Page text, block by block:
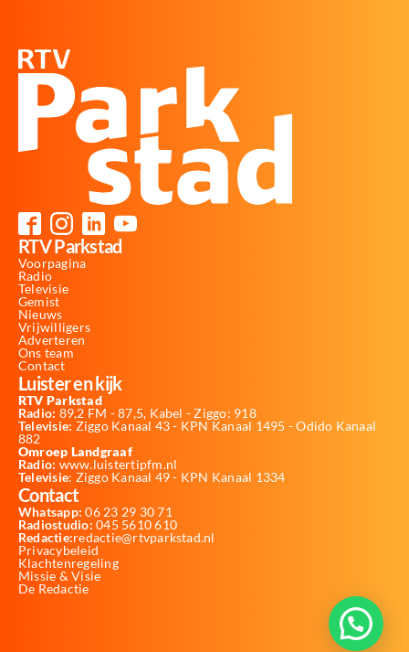
RTV Parkstad
Voorpagina
Radio
Televisie
Gemist
Nieuws
Vrijwilligers
Adverteren
Ons team
Contact
Luister en kijk
RTV Parkstad
Radio: 89,2 FM - 87,5, Kabel - Ziggo: 918
Televisie: Ziggo Kanaal 43 - KPN Kanaal 1495 - Odido Kanaal
882
Omroep Landgraaf
Radio: www.luistertipfm.nl
Televisie: Ziggo Kanaal 49 - KPN Kanaal 1334
Contact
Whatsapp: 06 23 29 30 71
Radiostudio: 045 5610 610
Redactie:redactie@rtvparkstad.nl
Privacybeleid
Klachtenregeling
Missie & Visie
De Redactie